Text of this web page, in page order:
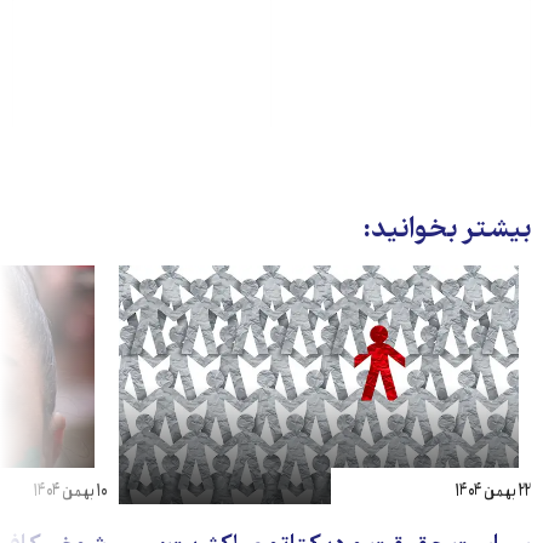
بیشتر بخوانید:
۲۲ بهمن ۱۴۰۴ ۱۰ بهمن ۱۴۰۴